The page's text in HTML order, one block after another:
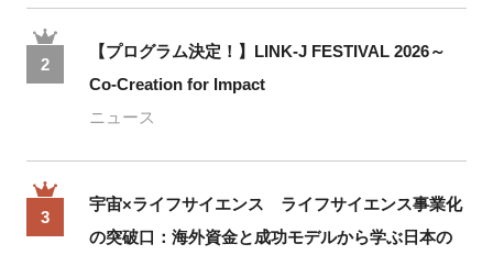
2
【プログラム決定！】LINK-J FESTIVAL 2026～
Co-Creation for Impact
ニュース
3
宇宙×ライフサイエンス ライフサイエンス事業化
の突破口：海外資金と成功モデルから学ぶ日本の